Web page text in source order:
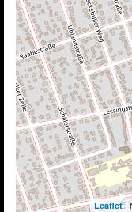
Leaflet|